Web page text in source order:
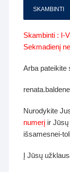
SKAMBINTI
Skambinti : I-
Sekmadienį
Arba pateikite
Nurodykite
numerį ir
išsamesnei-
Į Jūsų